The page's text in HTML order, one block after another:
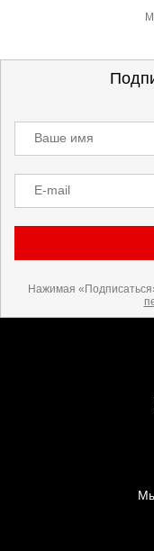
Ваше имя
E-mail
Нажимая